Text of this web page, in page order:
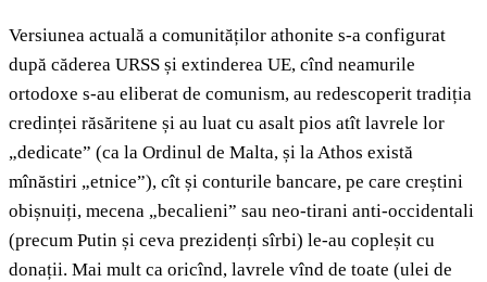
Versiunea actuală a comunităților athonite s-a configurat
după căderea URSS și extinderea UE, cînd neamurile
ortodoxe s-au eliberat de comunism, au redescoperit tradiția
credinței răsăritene și au luat cu asalt pios atît lavrele lor
„dedicate” (ca la Ordinul de Malta, și la Athos există
mînăstiri „etnice”), cît și conturile bancare, pe care creștini
obișnuiți, mecena „becalieni” sau neo-tirani anti-occidentali
(precum Putin și ceva prezidenți sîrbi) le-au copleșit cu
donații. Mai mult ca oricînd, lavrele vînd de toate (ulei de